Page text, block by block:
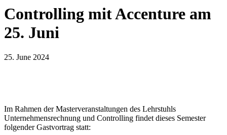
Controlling mit Accenture am
25. Juni
25. June 2024
Im Rahmen der Masterveranstaltungen des Lehrstuhls
Unternehmensrechnung und Controlling findet dieses Semester
folgender Gastvortrag statt: